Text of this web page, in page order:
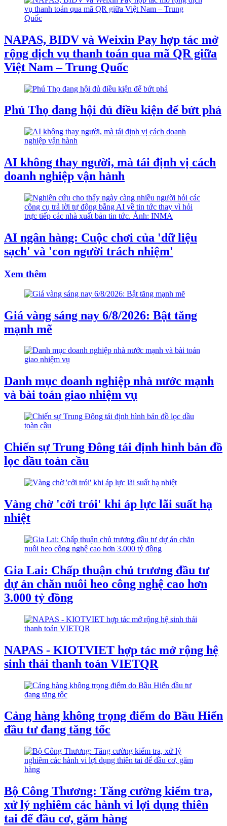
NAPAS, BIDV và Weixin Pay hợp tác mở
rộng dịch vụ thanh toán qua mã QR giữa
Việt Nam – Trung Quốc
Phú Thọ đang hội đủ điều kiện để bứt phá
AI không thay người, mà tái định vị cách
doanh nghiệp vận hành
AI ngân hàng: Cuộc chơi của 'dữ liệu
sạch' và 'con người trách nhiệm'
Xem thêm
Giá vàng sáng nay 6/8/2026: Bật tăng
mạnh mẽ
Danh mục doanh nghiệp nhà nước mạnh
và bài toán giao nhiệm vụ
Chiến sự Trung Đông tái định hình bản đồ
lọc dầu toàn cầu
Vàng chờ 'cởi trói' khi áp lực lãi suất hạ
nhiệt
Gia Lai: Chấp thuận chủ trương đầu tư
dự án chăn nuôi heo công nghệ cao hơn
3.000 tỷ đồng
NAPAS - KIOTVIET hợp tác mở rộng hệ
sinh thái thanh toán VIETQR
Cảng hàng không trọng điểm do Bầu Hiển
đầu tư đang tăng tốc
Bộ Công Thương: Tăng cường kiểm tra,
xử lý nghiêm các hành vi lợi dụng thiên
tai để đầu cơ, găm hàng